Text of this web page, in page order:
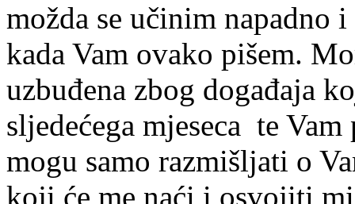
možda se učinim napadno
kada Vam ovako pišem.
uzbuđena zbog događaja
sljedećega mjeseca te
mogu samo razmišljati o
koji će me naći i osvojiti